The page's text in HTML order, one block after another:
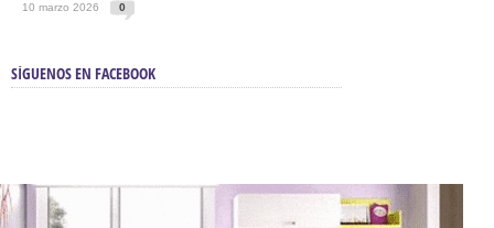
10 marzo 2026 0
SÍGUENOS EN FACEBOOK